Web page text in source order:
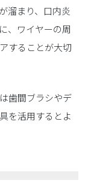
溜まり、口内炎
、ワイヤーの周
することが大切
歯間ブラシやデ
を活用するとよ